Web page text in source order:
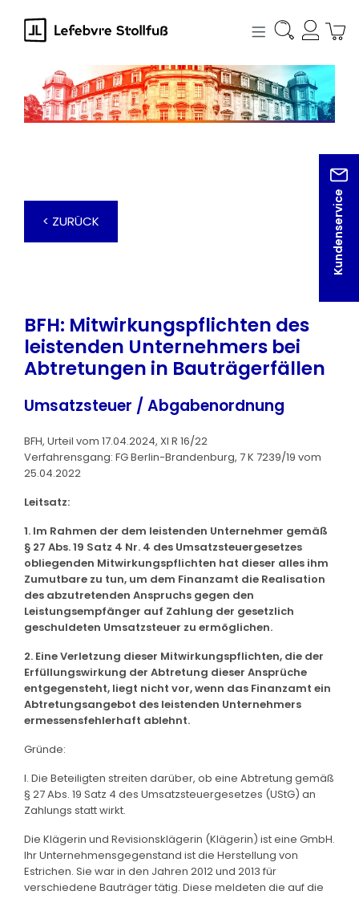
springen
Kundenservice
< ZURÜCK
BFH: Mitwirkungspflichten des
leistenden Unternehmers bei
Abtretungen in Bauträgerfällen
Umsatzsteuer / Abgabenordnung
BFH, Urteil vom 17.04.2024, XI R 16/22
Verfahrensgang: FG Berlin-Brandenburg, 7 K 7239/19 vom
25.04.2022
Leitsatz:
1. Im Rahmen der dem leistenden Unternehmer gemäß
§ 27 Abs. 19 Satz 4 Nr. 4 des Umsatzsteuergesetzes
obliegenden Mitwirkungspflichten hat dieser alles ihm
Zumutbare zu tun, um dem Finanzamt die Realisation
des abzutretenden Anspruchs gegen den
Leistungsempfänger auf Zahlung der gesetzlich
geschuldeten Umsatzsteuer zu ermöglichen.
2. Eine Verletzung dieser Mitwirkungspflichten, die der
Erfüllungswirkung der Abtretung dieser Ansprüche
entgegensteht, liegt nicht vor, wenn das Finanzamt ein
Abtretungsangebot des leistenden Unternehmers
ermessensfehlerhaft ablehnt.
Gründe:
I. Die Beteiligten streiten darüber, ob eine Abtretung gemäß
§ 27 Abs. 19 Satz 4 des Umsatzsteuergesetzes (UStG) an
Zahlungs statt wirkt.
Die Klägerin und Revisionsklägerin (Klägerin) ist eine GmbH.
Ihr Unternehmensgegenstand ist die Herstellung von
Estrichen. Sie war in den Jahren 2012 und 2013 für
verschiedene Bauträger tätig. Diese meldeten die auf die